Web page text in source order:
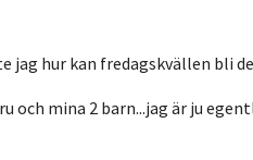
jag hur kan fredagskvällen bli
och mina 2 barn...jag är ju